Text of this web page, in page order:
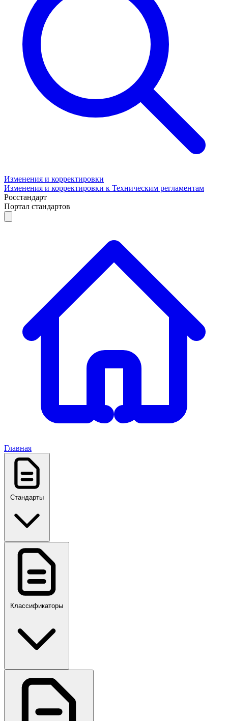
Изменения и корректировки
Изменения и корректировки к Техническим регламентам
Росстандарт
Портал стандартов
Главная
Стандарты
ГОСТ, ГОСТ Р, ПНСТ
ПР,Р,ПМГ,РМГ
Классификаторы